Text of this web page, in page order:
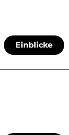
Einblicke